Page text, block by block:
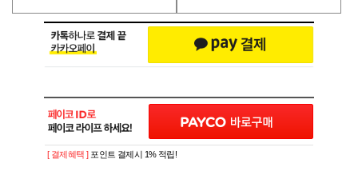
[ 결제혜택 ] 포인트 결제시 1% 적립!